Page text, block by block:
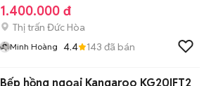
1.400.000 đ
Thị trấn Đức Hòa
Minh Hoàng 4.4 143 đã bán
Bếp hồng ngoại Kangaroo KG20IFT2